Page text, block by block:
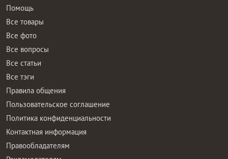
Помощь
Все товары
Все фото
Все вопросы
Все статьи
Все тэги
Правила общения
Пользовательское соглашение
Политика конфиденциальности
Контактная информация
Правообладателям